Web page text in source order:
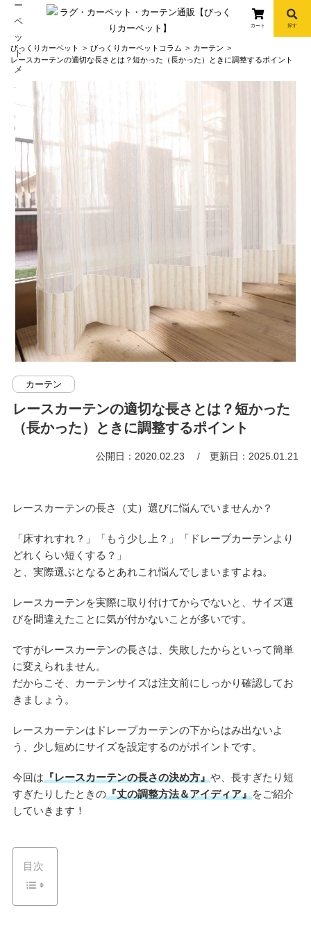
info
カート 探す
びっくりカーペット びっくりカーペットコラム
カーテン
レースカーテンの適切な長さとは？短かった（長かった）ときに調整するポイント
カーテン
レースカーテンの適切な長さとは？短かった
（長かった）ときに調整するポイント
公開日：2020.02.23 更新日：2025.01.21
レースカーテンの長さ（丈）選びに悩んでいませんか？
「床すれすれ？」「もう少し上？」「ドレープカーテンより
どれくらい短くする？」
と、実際選ぶとなるとあれこれ悩んでしまいますよね。
レースカーテンを実際に取り付けてからでないと、サイズ選
びを間違えたことに気が付かないことが多いです。
ですがレースカーテンの長さは、失敗したからといって簡単
に変えられません。
だからこそ、カーテンサイズは注文前にしっかり確認してお
きましょう。
レースカーテンはドレープカーテンの下からはみ出ないよ
う、少し短めにサイズを設定するのがポイントです。
今回は『レースカーテンの長さの決め方』や、長すぎたり短
すぎたりしたときの『丈の調整方法＆アイディア』をご紹介
していきます！
目次